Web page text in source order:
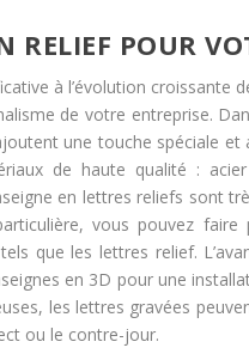
RELIEF POUR
à l’évolution croissante
de votre entreprise.
une touche spéciale et
de haute qualité :
en lettres reliefs sont
vous pouvez
que les lettres relief.
en 3D pour une
les lettres gravées
ou le contre-jour.